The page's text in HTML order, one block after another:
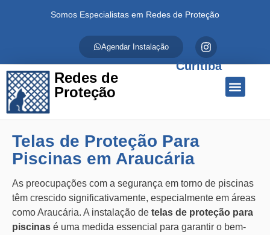
Somos Especialistas em Redes de Proteção
Agendar Instalação
Redes de
Proteção
Curitiba
Telas de Proteção Para
Piscinas em Araucária
As preocupações com a segurança em torno de piscinas
têm crescido significativamente, especialmente em áreas
como Araucária. A instalação de telas de proteção para
piscinas é uma medida essencial para garantir o bem-